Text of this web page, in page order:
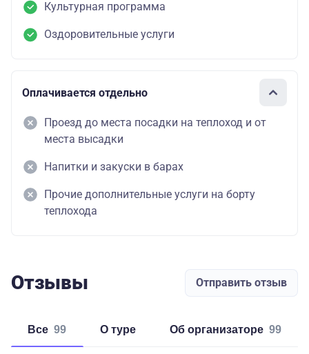
Культурная программа
Оздоровительные услуги
Оплачивается отдельно
Проезд до места посадки на теплоход и от
места высадки
Напитки и закуски в барах
Прочие дополнительные услуги на борту
теплохода
Отзывы Отправить отзыв
Все 99 о туре об организаторе 99